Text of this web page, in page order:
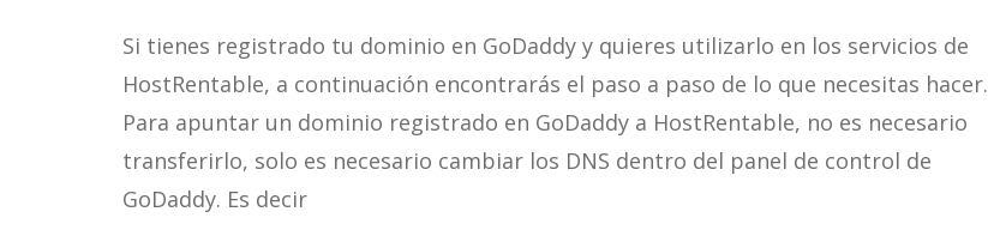
Si tienes registrado tu dominio en GoDaddy y quieres utilizarlo en los servicios de
HostRentable, a continuación encontrarás el paso a paso de lo que necesitas hacer.
Para apuntar un dominio registrado en GoDaddy a HostRentable, no es necesario
transferirlo, solo es necesario cambiar los DNS dentro del panel de control de
GoDaddy. Es decir